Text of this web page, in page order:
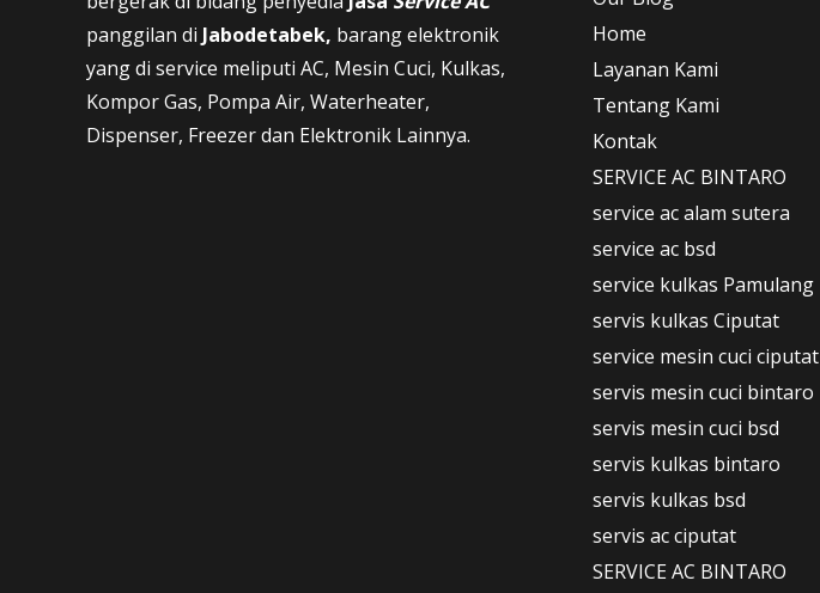
panggilan di Jabodetabek, barang elektronik
yang di service meliputi AC, Mesin Cuci, Kulkas,
Kompor Gas, Pompa Air, Waterheater,
Dispenser, Freezer dan Elektronik Lainnya.
Home
Layanan Kami
Tentang Kami
Kontak
SERVICE AC BINTARO
service ac alam sutera
service ac bsd
service kulkas Pamulang
servis kulkas Ciputat
service mesin cuci ciputat
servis mesin cuci bintaro
servis mesin cuci bsd
servis kulkas bintaro
servis kulkas bsd
servis ac ciputat
SERVICE AC BINTARO